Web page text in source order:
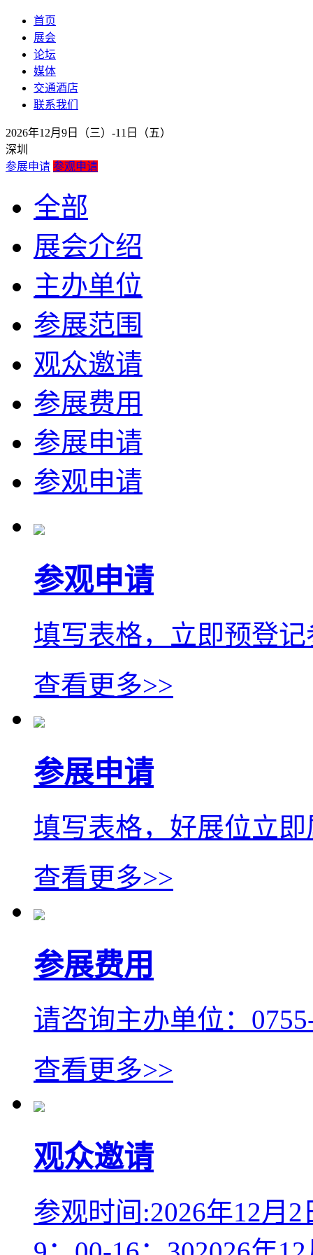
首页
展会
论坛
媒体
交通酒店
联系我们
2026年12月9日（三）-11日（五）
深圳
参展申请 参观申请
全部
展会介绍
主办单位
参展范围
观众邀请
参展费用
参展申请
参观申请
参观申请
填写表格，立即预登
查看更多>>
参展申请
填写表格，好展位立
查看更多>>
参展费用
请咨询主办单位：
查看更多>>
观众邀请
参观时间:2026年12月2